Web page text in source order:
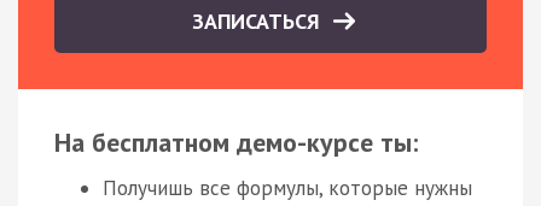
ЗАПИСАТЬСЯ
На бесплатном демо-курсе ты:
Получишь все формулы, которые нужны